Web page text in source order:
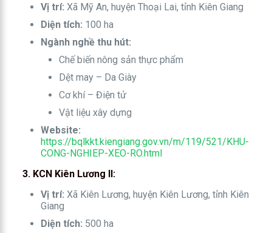
Vị trí: Xã Mỹ An, huyện Thoại Lai, tỉnh Kiên Giang
Diện tích: 100 ha
Ngành nghề thu hút:
Chế biến nông sản thực phẩm
Dệt may – Da Giày
Cơ khí – Điện tử
Vật liệu xây dựng
Website:
https://bqlkkt.kiengiang.gov.vn/m/119/521/KHU-
CONG-NGHIEP-XEO-RO.html
3. KCN Kiên Lương II:
Vị trí: Xã Kiên Lương, huyện Kiên Lương, tỉnh Kiên
Giang
Diện tích: 500 ha